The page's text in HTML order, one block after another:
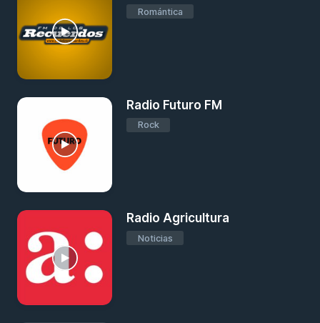
Romántica
Radio Futuro FM
Rock
Radio Agricultura
Noticias